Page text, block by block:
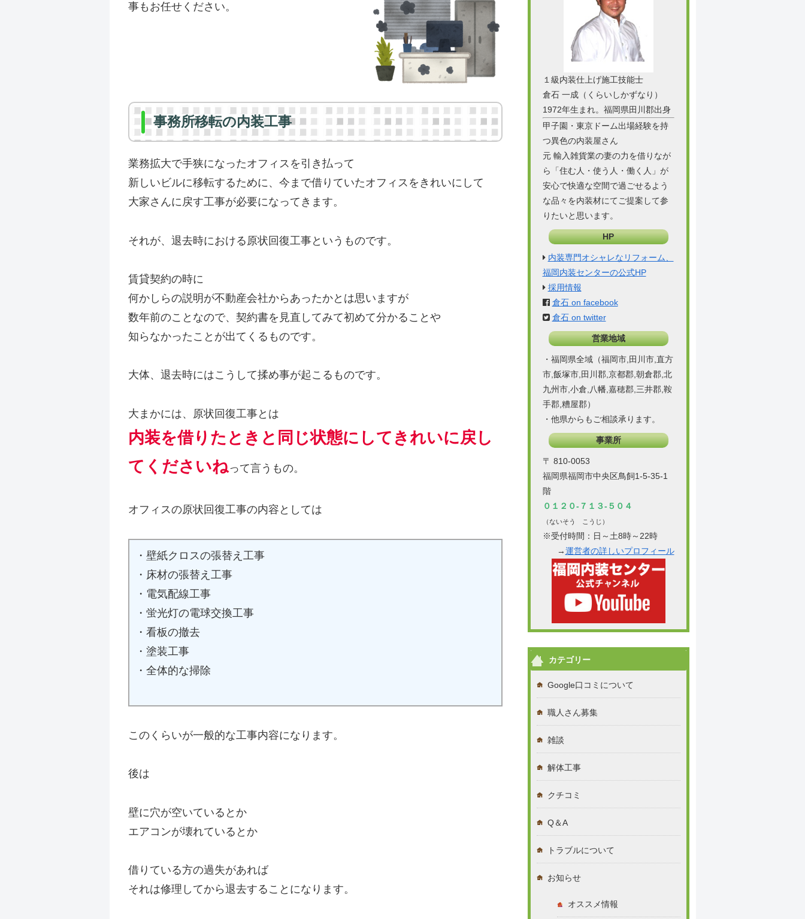
事もお任せください。
事務所移転の内装工事
業務拡大で手狭になったオフィスを引き払って
新しいビルに移転するために、今まで借りていたオフィスをきれいにして
大家さんに戻す工事が必要になってきます。
それが、退去時における原状回復工事というものです。
賃貸契約の時に
何かしらの説明が不動産会社からあったかとは思いますが
数年前のことなので、契約書を見直してみて初めて分かることや
知らなかったことが出てくるものです。
大体、退去時にはこうして揉め事が起こるものです。
大まかには、原状回復工事とは
内装を借りたときと同じ状態にしてきれいに戻し
てくださいねって言うもの。
オフィスの原状回復工事の内容としては
・壁紙クロスの張替え工事
・床材の張替え工事
・電気配線工事
・蛍光灯の電球交換工事
・看板の撤去
・塗装工事
・全体的な掃除
このくらいが一般的な工事内容になります。
後は
壁に穴が空いているとか
エアコンが壊れているとか
借りている方の過失があれば
それは修理してから退去することになります。
１級内装仕上げ施工技能士
倉石 一成（くらいしかずなり）
1972年生まれ。福岡県田川郡出身
甲子園・東京ドーム出場経験を持
つ異色の内装屋さん
元 輸入雑貨業の妻の力を借りなが
ら「住む人・使う人・働く人」が
安心で快適な空間で過ごせるよう
な品々を内装材にてご提案して参
りたいと思います。
HP
内装専門オシャレなリフォーム、
福岡内装センターの公式HP
採用情報
倉石 on facebook
倉石 on twitter
営業地域
・福岡県全域（福岡市,田川市,直方
市,飯塚市,田川郡,京都郡,朝倉郡,北
九州市,小倉,八幡,嘉穂郡,三井郡,鞍
手郡,糟屋郡）
・他県からもご相談承ります。
事業所
〒 810-0053
福岡県福岡市中央区鳥飼1-5-35-1
階
０１２０-７１３-５０４
（ないそう こうじ）
※受付時間：日～土8時～22時
→運営者の詳しいプロフィール
カテゴリー
Google口コミについて
職人さん募集
雑談
解体工事
クチコミ
Q＆A
トラブルについて
お知らせ
オススメ情報